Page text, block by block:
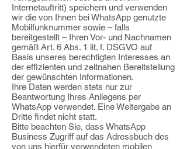
Internetauftritt) speichern und verwenden
wir die von Ihnen bei WhatsApp genutzte
Mobilfunknummer sowie – falls
bereitgestellt – Ihren Vor- und Nachnamen
gemäß Art. 6 Abs. 1 lit. f. DSGVO auf
Basis unseres berechtigten Interesses an
der effizienten und zeitnahen Bereitstellung
der gewünschten Informationen.
Ihre Daten werden stets nur zur
Beantwortung Ihres Anliegens per
WhatsApp verwendet. Eine Weitergabe an
Dritte findet nicht statt.
Bitte beachten Sie, dass WhatsApp
Business Zugriff auf das Adressbuch des
von uns hierfür verwendeten mobilen